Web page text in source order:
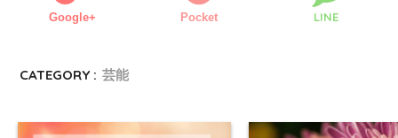
Google+ Pocket LINE
CATEGORY : 芸能